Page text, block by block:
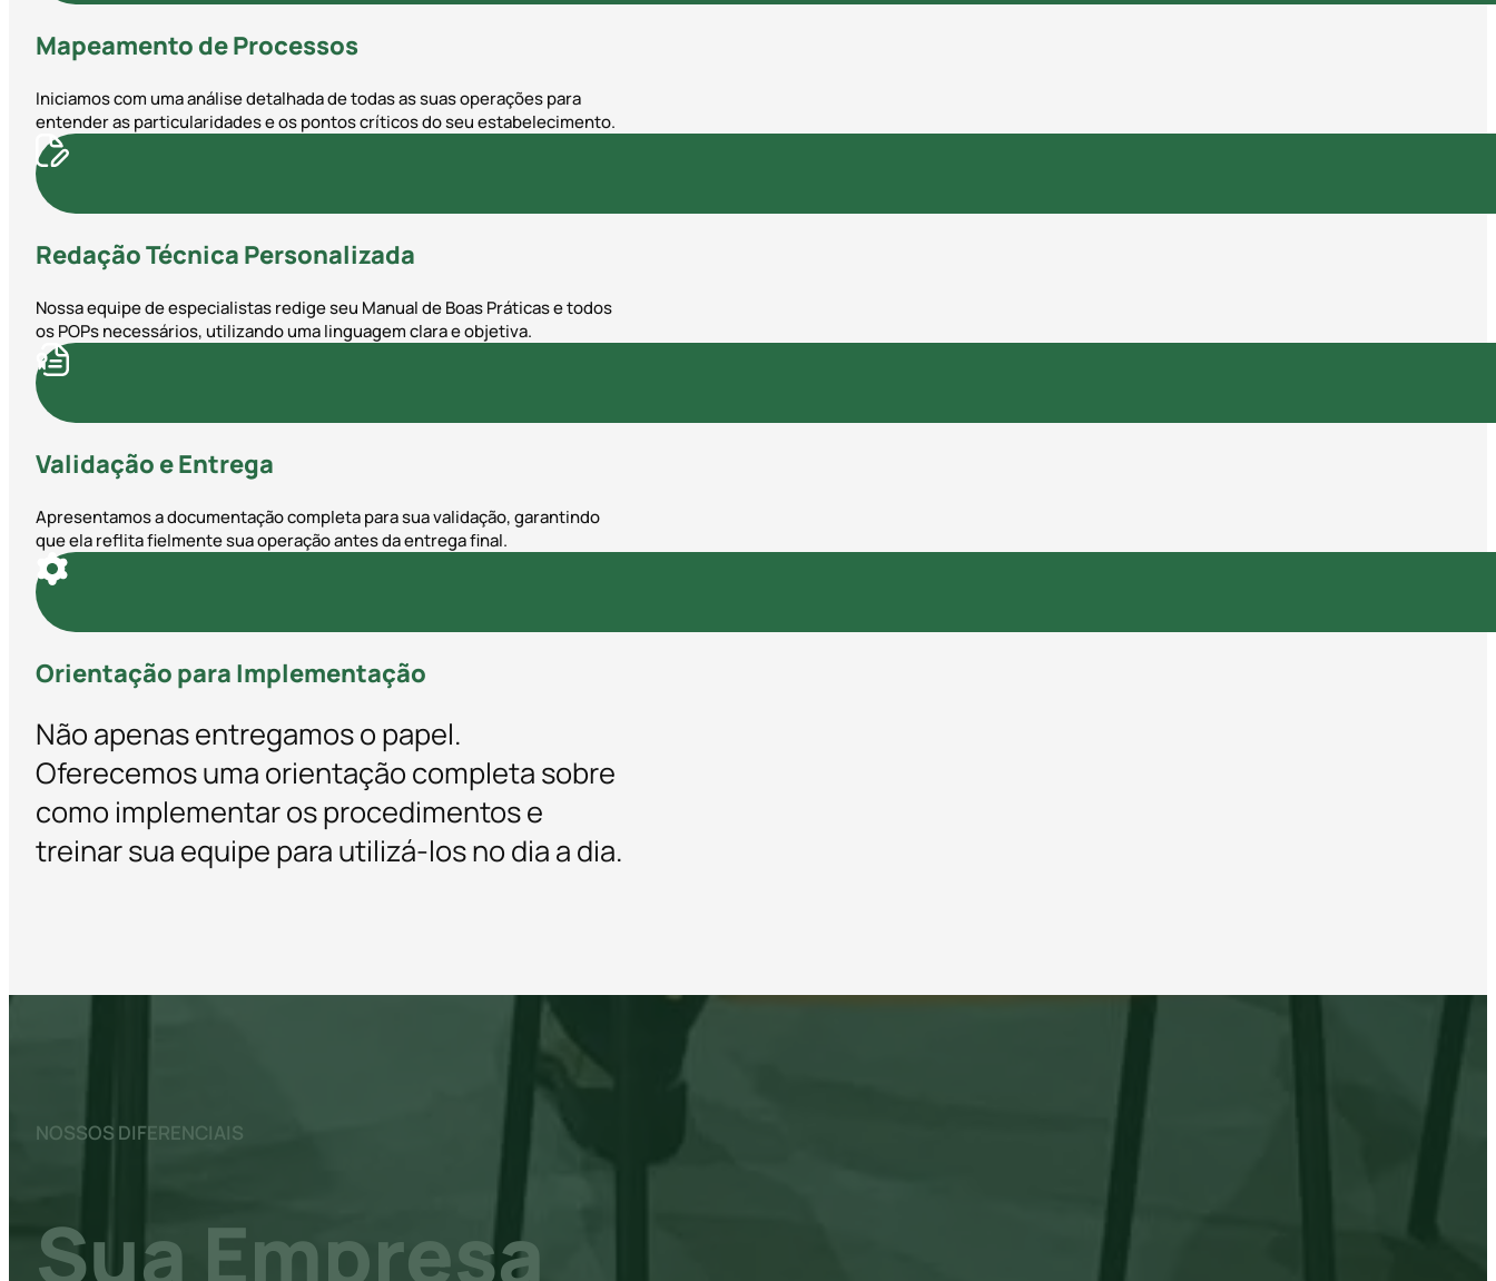
Mapeamento de Processos
Iniciamos com uma análise detalhada de todas as suas operações para
entender as particularidades e os pontos críticos do seu estabelecimento.
Redação Técnica Personalizada
Nossa equipe de especialistas redige seu Manual de Boas Práticas e todos
os POPs necessários, utilizando uma linguagem clara e objetiva.
Validação e Entrega
Apresentamos a documentação completa para sua validação, garantindo
que ela reflita fielmente sua operação antes da entrega final.
Orientação para Implementação
Não apenas entregamos o papel.
Oferecemos uma orientação completa sobre
como implementar os procedimentos e
treinar sua equipe para utilizá-los no dia a dia.
NOSSOS DIFERENCIAIS
Sua Empresa